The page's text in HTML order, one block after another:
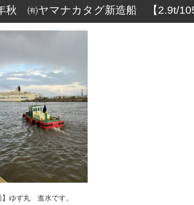
秋 ㈲ヤマナカタグ新造船 【2.9t/
】ゆず丸 進水です。